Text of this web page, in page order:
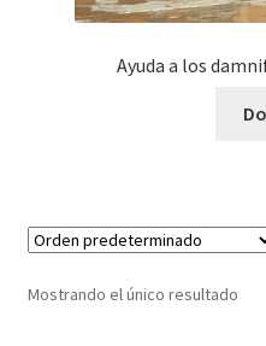
Ayuda a los
Mostrando el único resultado